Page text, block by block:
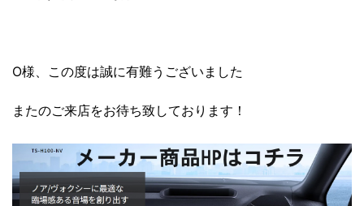
O様、この度は誠に有難うございました
またのご来店をお待ち致しております！